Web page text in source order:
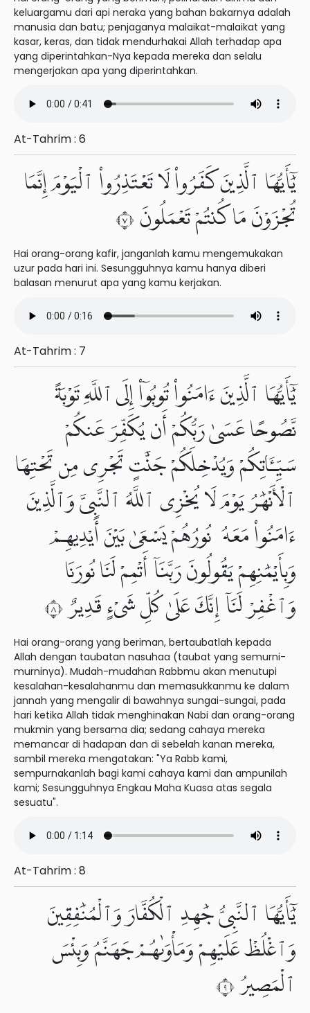
keluargamu dari api neraka yang bahan bakarnya adalah
manusia dan batu; penjaganya malaikat-malaikat yang
kasar, keras, dan tidak mendurhakai Allah terhadap apa
yang diperintahkan-Nya kepada mereka dan selalu
mengerjakan apa yang diperintahkan.
At-Tahrim : 6
يَٰٓأَيُّهَا ٱلَّذِينَ كَفَرُوا۟ لَا تَعْتَذِرُوا۟ ٱلْيَوْمَ إِنَّمَا
تُجْزَوْنَ مَا كُنتُمْ تَعْمَلُونَ ٧
Hai orang-orang kafir, janganlah kamu mengemukakan
uzur pada hari ini. Sesungguhnya kamu hanya diberi
balasan menurut apa yang kamu kerjakan.
At-Tahrim : 7
يَٰٓأَيُّهَا ٱلَّذِينَ ءَامَنُوا۟ تُوبُوٓا۟ إِلَى ٱللَّهِ تَوْبَةً
نَّصُوحًا عَسَىٰ رَبُّكُمْ أَن يُكَفِّرَ عَنكُمْ
سَيِّـَٔاتِكُمْ وَيُدْخِلَكُمْ جَنَّٰتٍ تَجْرِى مِن تَحْتِهَا
ٱلْأَنْهَٰرُ يَوْمَ لَا يُخْزِى ٱللَّهُ ٱلنَّبِىَّ وَٱلَّذِينَ
ءَامَنُوا۟ مَعَهُۥ نُورُهُمْ يَسْعَىٰ بَيْنَ أَيْدِيهِمْ
وَبِأَيْمَٰنِهِمْ يَقُولُونَ رَبَّنَآ أَتْمِمْ لَنَا نُورَنَا
وَٱغْفِرْ لَنَآ إِنَّكَ عَلَىٰ كُلِّ شَىْءٍ قَدِيرٌ ٨
Hai orang-orang yang beriman, bertaubatlah kepada
Allah dengan taubatan nasuhaa (taubat yang semurni-
murninya). Mudah-mudahan Rabbmu akan menutupi
kesalahan-kesalahanmu dan memasukkanmu ke dalam
jannah yang mengalir di bawahnya sungai-sungai, pada
hari ketika Allah tidak menghinakan Nabi dan orang-orang
mukmin yang bersama dia; sedang cahaya mereka
memancar di hadapan dan di sebelah kanan mereka,
sambil mereka mengatakan: "Ya Rabb kami,
sempurnakanlah bagi kami cahaya kami dan ampunilah
kami; Sesungguhnya Engkau Maha Kuasa atas segala
sesuatu".
At-Tahrim : 8
يَٰٓأَيُّهَا ٱلنَّبِىُّ جَٰهِدِ ٱلْكُفَّارَ وَٱلْمُنَٰفِقِينَ
وَٱغْلُظْ عَلَيْهِمْ وَمَأْوَىٰهُمْ جَهَنَّمُ وَبِئْسَ
ٱلْمَصِيرُ ٩